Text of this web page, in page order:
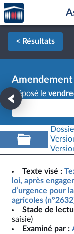
Aller au contenu
Aller en bas de la
Accèder
à la
page
d'accueil
< Résultats
Déposé le
Texte visé :
loi, après
d’urgence pour
agricoles
Stade de
saisie)
Examiné par :